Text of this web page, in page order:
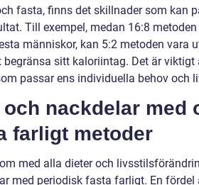
fasta, finns det skillnader som kan
Till exempel, medan 16:8
människor, kan 5:2 metoden vara
begränsa sitt kaloriintag. Det är
passar ens individuella behov och
och nackdelar med
farligt metoder
med alla dieter och
med periodisk fasta farligt. En